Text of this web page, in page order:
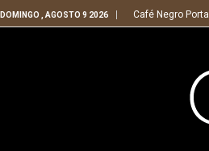
DOMINGO , AGOSTO 9 2026 Café Negro Portal